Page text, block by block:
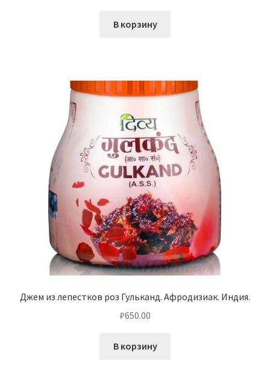
В корзину
Джем из лепестков роз Гульканд. Афродизиак. Индия.
₽650.00
В корзину